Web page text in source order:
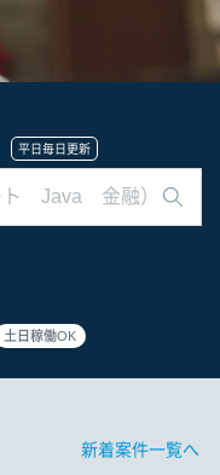
平日毎日更新
土日稼働OK
新着案件一覧へ